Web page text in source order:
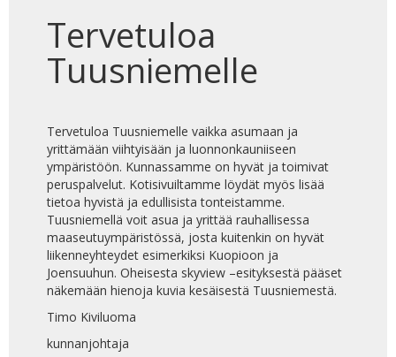
Tervetuloa
Tuusniemelle
Tervetuloa Tuusniemelle vaikka asumaan ja
yrittämään viihtyisään ja luonnonkauniiseen
ympäristöön. Kunnassamme on hyvät ja toimivat
peruspalvelut. Kotisivuiltamme löydät myös lisää
tietoa hyvistä ja edullisista tonteistamme.
Tuusniemellä voit asua ja yrittää rauhallisessa
maaseutuympäristössä, josta kuitenkin on hyvät
liikenneyhteydet esimerkiksi Kuopioon ja
Joensuuhun. Oheisesta skyview –esityksestä pääset
näkemään hienoja kuvia kesäisestä Tuusniemestä.
Timo Kiviluoma
kunnanjohtaja